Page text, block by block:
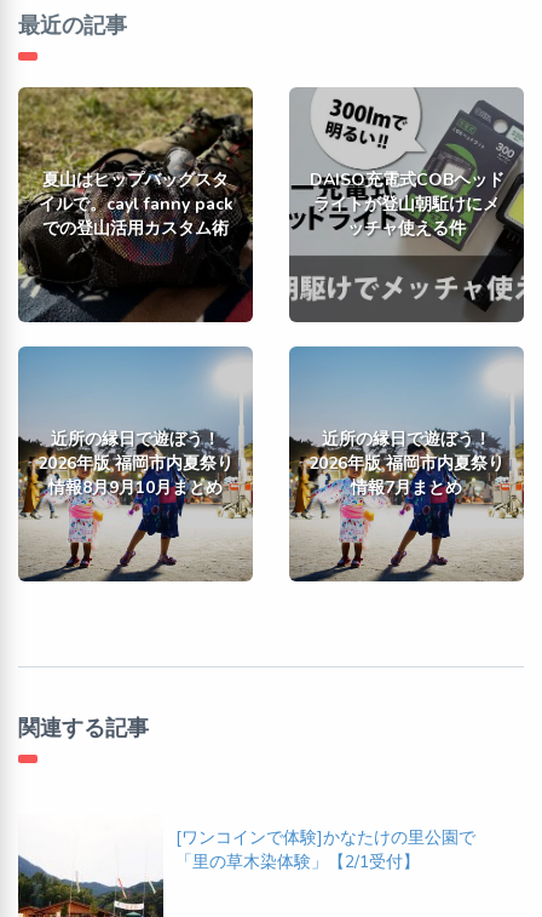
最近の記事
夏山はヒップバッグスタ
イルで。cayl fanny pack
での登山活用カスタム術
DAISO充電式COBヘッド
ライトが登山朝駈けにメ
ッチャ使える件
近所の縁日で遊ぼう！
2026年版 福岡市内夏祭り
情報8月9月10月まとめ
近所の縁日で遊ぼう！
2026年版 福岡市内夏祭り
情報7月まとめ
関連する記事
[ワンコインで体験]かなたけの里公園で
「里の草木染体験」【2/1受付】